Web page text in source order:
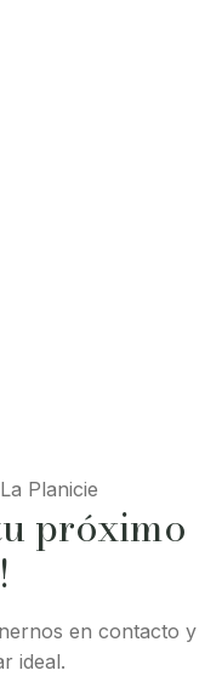
La Planicie
próximo
en contacto y
ideal.